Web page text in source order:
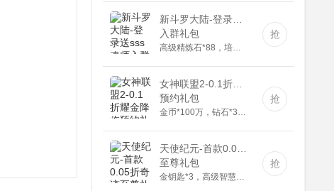
入群礼包
抢
预约礼包
抢
至尊礼包
抢